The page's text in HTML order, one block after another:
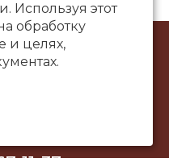
«САНТАЛ», 2002-2026
58
Используя этот
обработку
и целях,